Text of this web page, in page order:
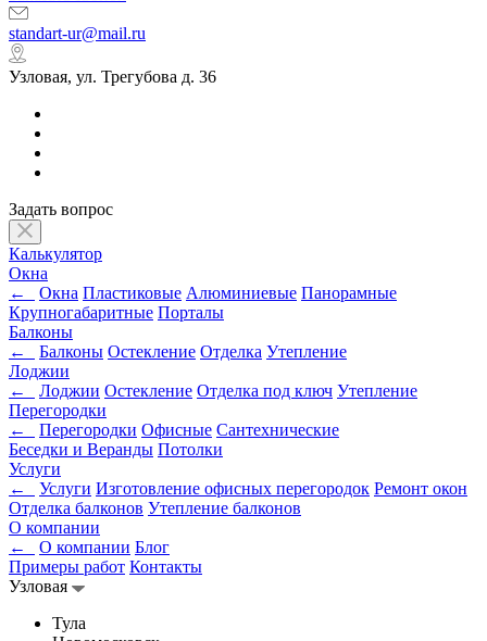
standart-ur@mail.ru
Узловая, ул. Трегубова д. 36
Задать вопрос
Калькулятор
Окна
←
Окна Пластиковые Алюминиевые Панорамные
Крупногабаритные Порталы
Балконы
←
Балконы Остекление Отделка Утепление
Лоджии
←
Лоджии Остекление Отделка под ключ Утепление
Перегородки
←
Перегородки Офисные Сантехнические
Беседки и Веранды Потолки
Услуги
←
Услуги Изготовление офисных перегородок Ремонт окон
Отделка балконов Утепление балконов
О компании
←
О компании Блог
Примеры работ Контакты
Узловая
Тула